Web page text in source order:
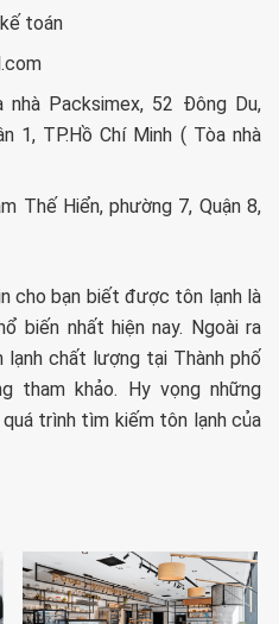
toán
Packsimex, 52 Đông Du,
1, TP.Hồ Chí Minh ( Tòa nhà
Thế Hiển, phường 7, Quận 8,
cho bạn biết được tôn lạnh là
biến nhất hiện nay. Ngoài ra
chất lượng tại Thành phố
tham khảo. Hy vọng những
trình tìm kiếm tôn lạnh của